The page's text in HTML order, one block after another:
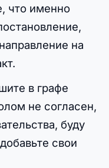
что именно
на
в графе
не согласен,
буду
свои